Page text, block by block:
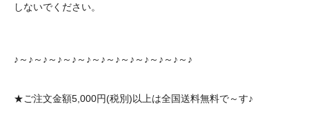
しないでください。
♪～♪～♪～♪～♪～♪～♪～♪～♪～♪～♪～♪～♪
★ご注文金額5,000円(税別)以上は全国送料無料で～す♪